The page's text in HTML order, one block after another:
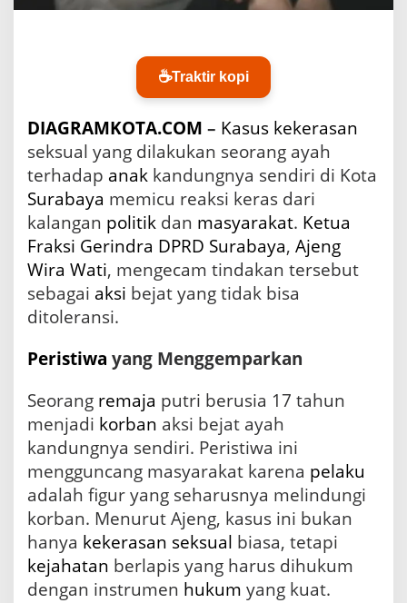
l
S
a
b
a
y
,
D
R
D
M
a
u
u
m
n
B
e
a
t
☕Traktir kopi
DIAGRAMKOTA.COM – Kasus kekerasan
seksual yang dilakukan seorang ayah
terhadap anak kandungnya sendiri di Kota
Surabaya memicu reaksi keras dari
kalangan politik dan masyarakat. Ketua
Fraksi Gerindra DPRD Surabaya, Ajeng
Wira Wati, mengecam tindakan tersebut
sebagai aksi bejat yang tidak bisa
ditoleransi.
Peristiwa yang Menggemparkan
Seorang remaja putri berusia 17 tahun
menjadi korban aksi bejat ayah
kandungnya sendiri. Peristiwa ini
mengguncang masyarakat karena pelaku
adalah figur yang seharusnya melindungi
korban. Menurut Ajeng, kasus ini bukan
hanya kekerasan seksual biasa, tetapi
kejahatan berlapis yang harus dihukum
dengan instrumen hukum yang kuat.